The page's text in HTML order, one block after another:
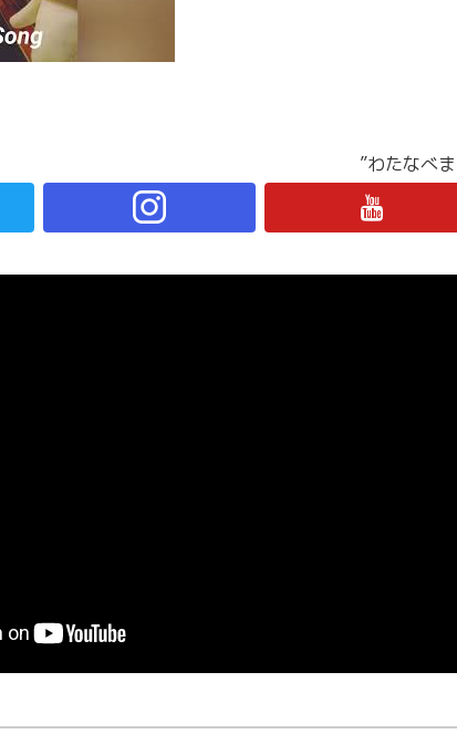
”わたなべ